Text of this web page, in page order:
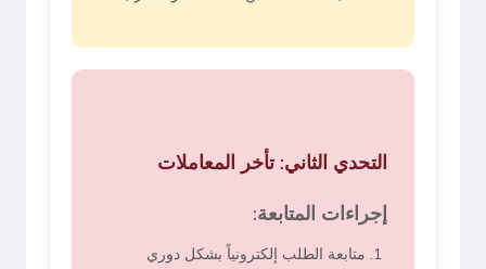
التحدي الثاني: تأخر المعاملات
إجراءات المتابعة:
متابعة الطلب إلكترونياً بشكل دوري